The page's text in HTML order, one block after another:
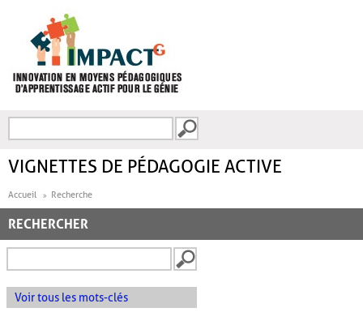
FORMULAIRE DE
VIGNETTES DE PÉDAGOGIE ACTIVE
Accueil Recherche
RECHERCHER
Voir tous les mots-clés